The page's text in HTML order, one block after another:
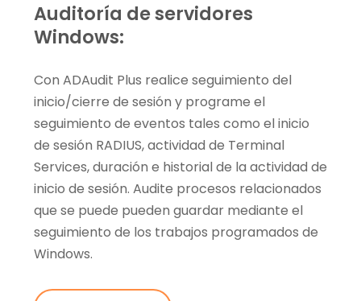
Auditoría de servidores
Windows:
Con ADAudit Plus realice seguimiento del
inicio/cierre de sesión y programe el
seguimiento de eventos tales como el inicio
de sesión RADIUS, actividad de Terminal
Services, duración e historial de la actividad de
inicio de sesión. Audite procesos relacionados
que se puede pueden guardar mediante el
seguimiento de los trabajos programados de
Windows.